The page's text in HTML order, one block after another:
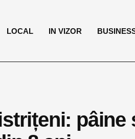
LOCAL IN VIZOR
pâine